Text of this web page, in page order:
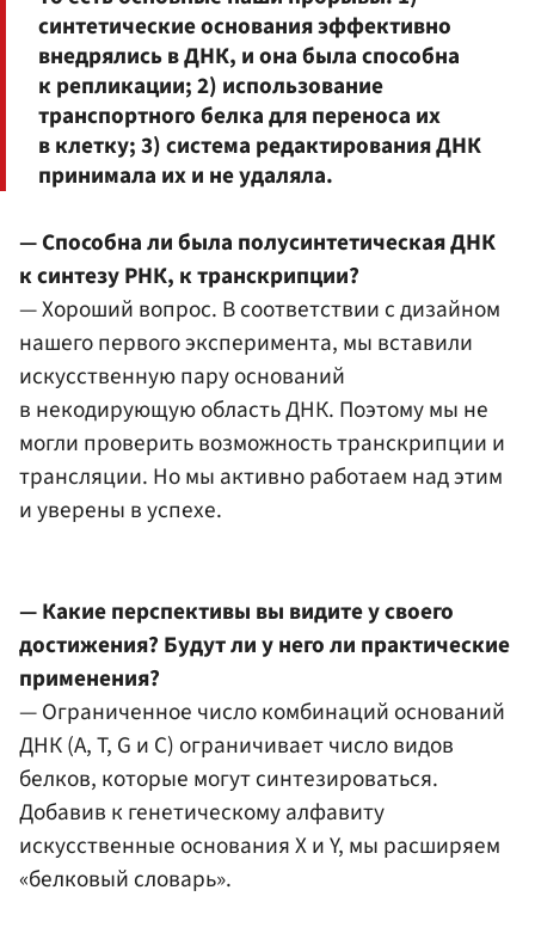
синтетические основания эффективно
внедрялись в ДНК, и она была способна
к репликации; 2) использование
транспортного белка для переноса их
в клетку; 3) система редактирования ДНК
принимала их и не удаляла.
— Способна ли была полусинтетическая ДНК
к синтезу РНК, к транскрипции?
— Хороший вопрос. В соответствии с дизайном
нашего первого эксперимента, мы вставили
искусственную пару оснований
в некодирующую область ДНК. Поэтому мы не
могли проверить возможность транскрипции и
трансляции. Но мы активно работаем над этим
и уверены в успехе.
— Какие перспективы вы видите у своего
достижения? Будут ли у него ли практические
применения?
— Ограниченное число комбинаций оснований
ДНК (A, T, G и C) ограничивает число видов
белков, которые могут синтезироваться.
Добавив к генетическому алфавиту
искусственные основания X и Y, мы расширяем
«белковый словарь».